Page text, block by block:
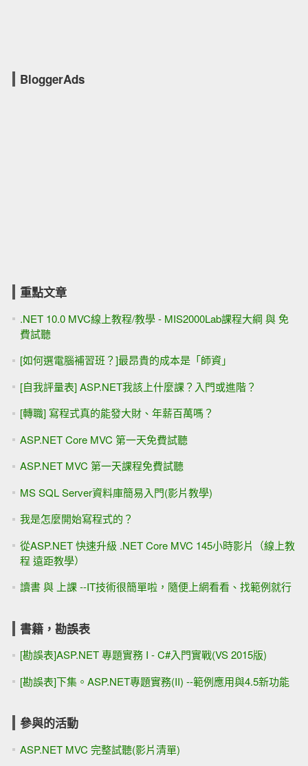
BloggerAds
重點文章
.NET 10.0 MVC線上教程/教學 - MIS2000Lab課程大綱 與 免
費試聽
[如何選電腦補習班？]最昂貴的成本是「師資」
[自我評量表] ASP.NET我該上什麼課？入門或進階？
[轉職] 寫程式真的能發大財、年薪百萬嗎？
ASP.NET Core MVC 第一天免費試聽
ASP.NET MVC 第一天課程免費試聽
MS SQL Server資料庫簡易入門(影片教學)
我是怎麼開始寫程式的？
從ASP.NET 快速升級 .NET Core MVC 145小時影片（線上教
程 遠距教學）
讀書 與 上課 --IT技術很簡單啦，隨便上網看看、找範例就行
書籍，勘誤表
[勘誤表]ASP.NET 專題實務 I - C#入門實戰(VS 2015版)
[勘誤表]下集。ASP.NET專題實務(II) --範例應用與4.5新功能
參與的活動
ASP.NET MVC 完整試聽(影片清單)